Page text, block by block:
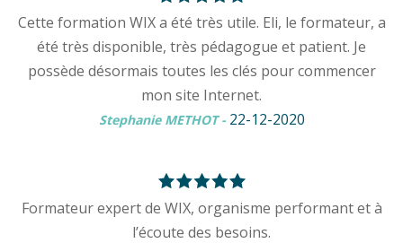
Cette formation WIX a été très utile. Eli, le formateur, a
été très disponible, très pédagogue et patient. Je
possède désormais toutes les clés pour commencer
mon site Internet.
Stephanie METHOT- 22-12-2020
Formateur expert de WIX, organisme performant et à
l’écoute des besoins.